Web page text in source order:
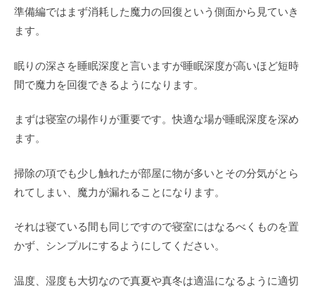
準備編ではまず消耗した魔力の回復という側面から見ていき
ます。
眠りの深さを睡眠深度と言いますが睡眠深度が高いほど短時
間で魔力を回復できるようになります。
まずは寝室の場作りが重要です。快適な場が睡眠深度を深め
ます。
掃除の項でも少し触れたが部屋に物が多いとその分気がとら
れてしまい、魔力が漏れることになります。
それは寝ている間も同じですので寝室にはなるべくものを置
かず、シンプルにするようにしてください。
温度、湿度も大切なので真夏や真冬は適温になるように適切